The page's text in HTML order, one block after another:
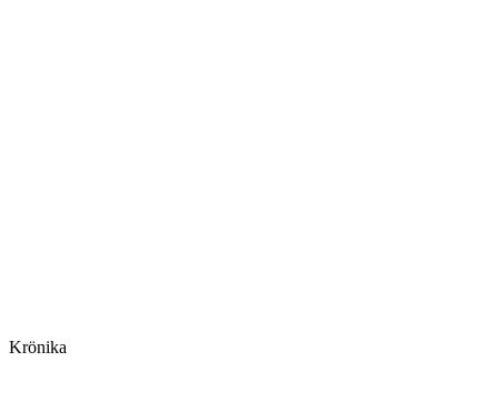
Krönika